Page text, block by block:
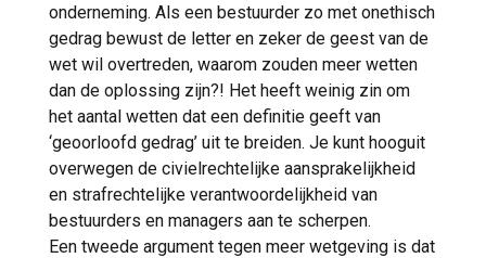
onderneming. Als een bestuurder zo met onethisch
gedrag bewust de letter en zeker de geest van de
wet wil overtreden, waarom zouden meer wetten
dan de oplossing zijn?! Het heeft weinig zin om
het aantal wetten dat een definitie geeft van
‘geoorloofd gedrag’ uit te breiden. Je kunt hooguit
overwegen de civielrechtelijke aansprakelijkheid
en strafrechtelijke verantwoordelijkheid van
bestuurders en managers aan te scherpen.
Een tweede argument tegen meer wetgeving is dat